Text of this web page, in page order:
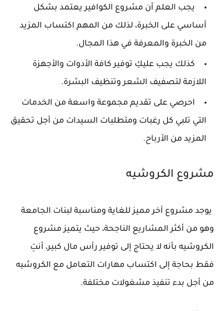
يجب العلم أن مشروع الكوافير يعتمد بشكل
أساسي على الخبرة، لذلك من المهم اكتساب المزيد
من الخبرة والمعرفة في هذا المجال.
كذلك يجب عليكِ توفير كافة الأدوات والأجهزة
اللازمة لتصفيف الشعر وتنظيف البشرة.
احرصي على تقديم مجموعة واسعة من الخدمات
التي تلبي كل رغبات ومتطلبات السيدات من أجل تحقيق
المزيد من الأرباح.
مشروع الكروشيه
يوجد مشروع آخر مميز للغاية ومناسبة لبنات الجامعة
وهو من أكثر المشاريع الناجحة، حيث يتميز مشروع
الكروشيه بأنه لا يحتاج إلى توفير رأس مال كبير، أنتِ
فقط بحاجة إلى اكتساب مهارات التعامل مع الكروشيه
من أجل بدء تنفيذ مشغولات مختلفة.